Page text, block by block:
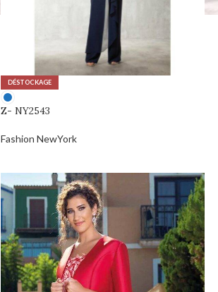
DÉSTOCKAGE
Z- NY2543
Fashion NewYork